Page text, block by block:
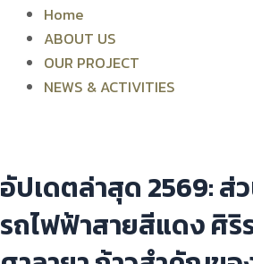
Home
ABOUT US
OUR PROJECT
NEWS & ACTIVITIES
อัปเดตล่าสุด 2569: ส่
รถไฟฟ้าสายสีแดง ศิริ